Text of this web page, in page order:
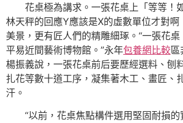
花桌極為講求。一張花桌上「等等！
林天秤的回應Y應該是X的虛數單位才對
美景，更有匠人們的精雕細琢。“一張花
平易近間藝術博物館。”永年包養網比較區
楊振義說，一張花桌前后要歷經選料、刨
扎花等數十道工序，凝集著木工、畫匠、
汗。
“以前，花桌焦點構件選用堅固耐損